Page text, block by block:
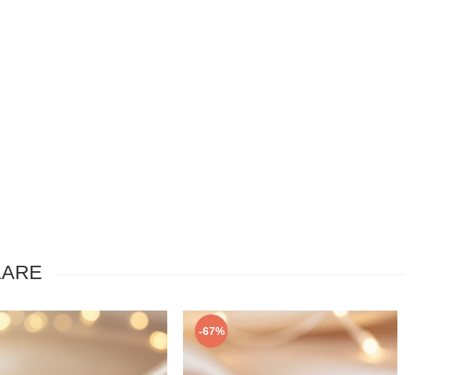
-67%